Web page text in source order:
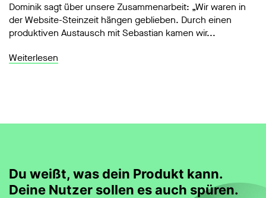
Dominik sagt über unsere Zusammenarbeit: „Wir waren in
der Website-Steinzeit hängen geblieben. Durch einen
produktiven Austausch mit Sebastian kamen wir...
Weiterlesen
Du weißt, was dein Produkt kann.
Deine Nutzer sollen es auch spüren.